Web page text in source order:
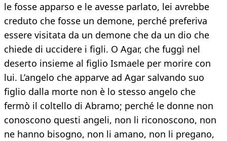
le fosse apparso e le avesse parlato, lei avrebbe
creduto che fosse un demone, perché preferiva
essere visitata da un demone che da un dio che
chiede di uccidere i figli. O Agar, che fuggì nel
deserto insieme al figlio Ismaele per morire con
lui. L’angelo che apparve ad Agar salvando suo
figlio dalla morte non è lo stesso angelo che
fermò il coltello di Abramo; perché le donne non
conoscono questi angeli, non li riconoscono, non
ne hanno bisogno, non li amano, non li pregano,